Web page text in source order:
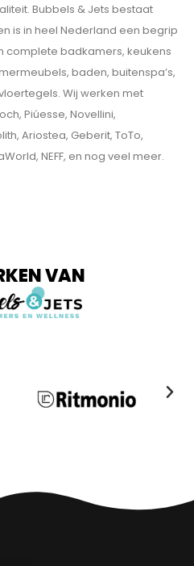
Bubbels & Jets bestaat
is in heel Nederland een begrip
complete badkamers, keukens
baden, buitenspa’s,
Wij werken met
Piúesse, Novellini,
Ariostea, Geberit, ToTo,
NEFF, en nog veel meer.
VAN